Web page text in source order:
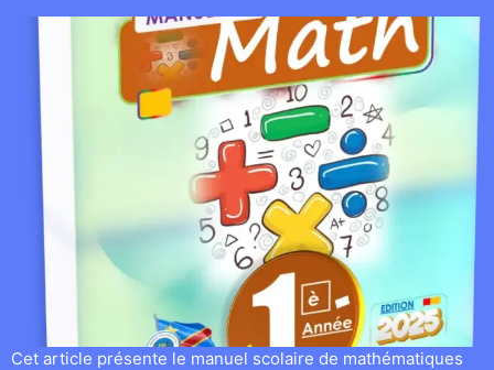
Cet article présente le manuel scolaire de mathématiques